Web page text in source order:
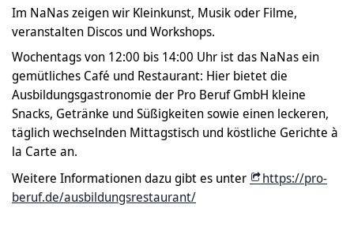
Im NaNas zeigen wir Kleinkunst, Musik oder Filme,
veranstalten Discos und Workshops.
Wochentags von 12:00 bis 14:00 Uhr ist das NaNas ein
gemütliches Café und Restaurant: Hier bietet die
Ausbildungsgastronomie der Pro Beruf GmbH kleine
Snacks, Getränke und Süßigkeiten sowie einen leckeren,
täglich wechselnden Mittagstisch und köstliche Gerichte à
la Carte an.
Weitere Informationen dazu gibt es unter
https://pro-
beruf.de/ausbildungsrestaurant/